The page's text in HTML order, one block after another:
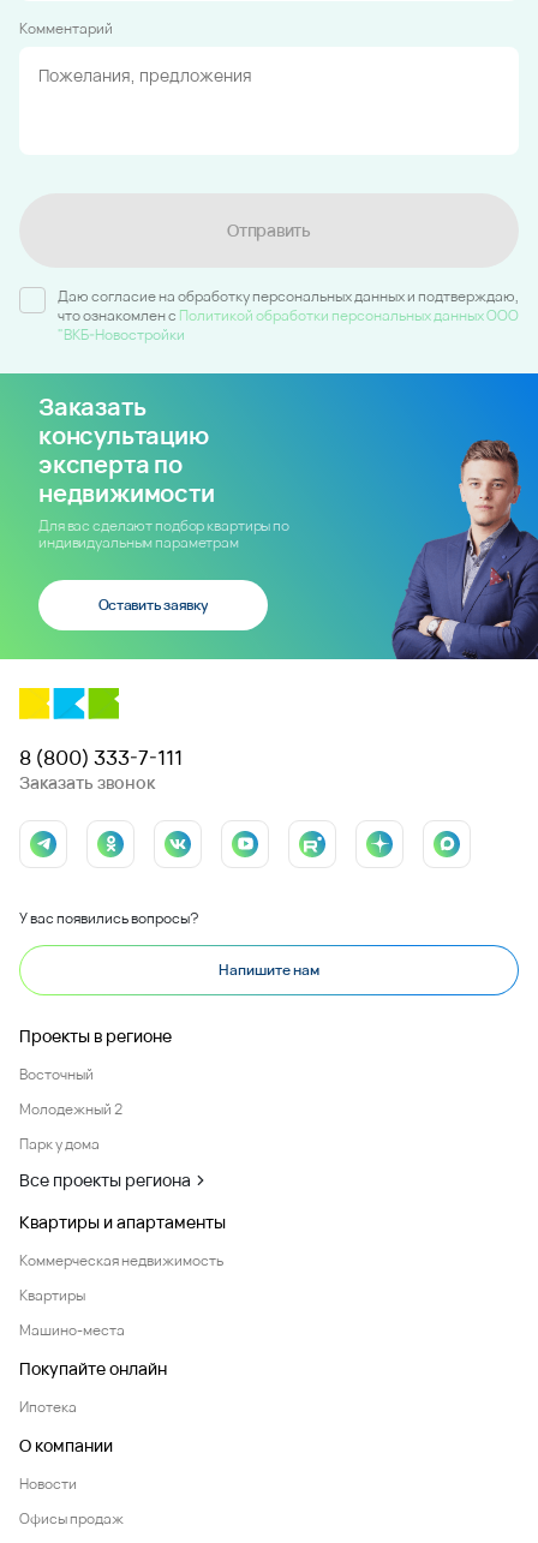
Комментарий
Отправить
Даю согласие на обработку персональных данных и подтверждаю,
что ознакомлен c Политикой обработки персональных данных ООО
"ВКБ-Новостройки
Заказать
консультацию
эксперта по
недвижимости
Для вас сделают подбор квартиры по
индивидуальным параметрам
Оставить заявку
8 (800) 333-7-111
Заказать звонок
У вас появились вопросы?
Напишите нам
Проекты в регионе
Восточный
Молодежный 2
Парк у дома
Все проекты региона
Квартиры и апартаменты
Коммерческая недвижимость
Квартиры
Машино-места
Покупайте онлайн
Ипотека
О компании
Новости
Офисы продаж